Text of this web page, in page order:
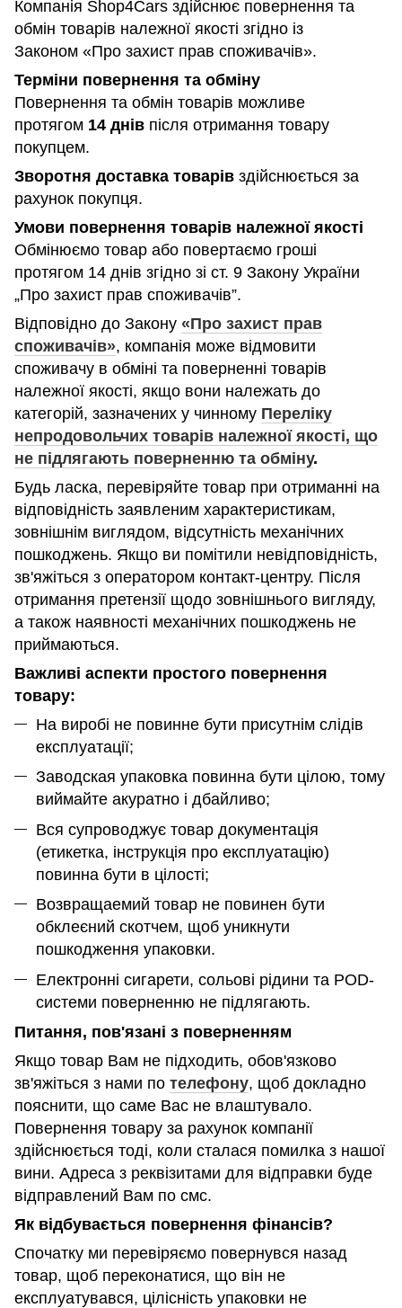
Компанія Shop4Cars здійснює повернення та
обмін товарів належної якості згідно із
Законом «Про захист прав споживачів».
Терміни повернення та обміну
Повернення та обмін товарів можливе
протягом 14 днів після отримання товару
покупцем.
Зворотня доставка товарів здійснюється за
рахунок покупця.
Умови повернення товарів належної якості
Обмінюємо товар або повертаємо гроші
протягом 14 днів згідно зі ст. 9 Закону України
„Про захист прав споживачів”.
Відповідно до Закону «Про захист прав
споживачів», компанія може відмовити
споживачу в обміні та поверненні товарів
належної якості, якщо вони належать до
категорій, зазначених у чинному Переліку
непродовольчих товарів належної якості, що
не підлягають поверненню та обміну.
Будь ласка, перевіряйте товар при отриманні на
відповідність заявленим характеристикам,
зовнішнім виглядом, відсутність механічних
пошкоджень. Якщо ви помітили невідповідність,
зв'яжіться з оператором контакт-центру. Після
отримання претензії щодо зовнішнього вигляду,
а також наявності механічних пошкоджень не
приймаються.
Важливі аспекти простого повернення
товару:
На виробі не повинне бути присутнім слідів
експлуатації;
Заводская упаковка повинна бути цілою, тому
виймайте акуратно і дбайливо;
Вся супроводжує товар документація
(етикетка, інструкція про експлуатацію)
повинна бути в цілості;
Возвращаемий товар не повинен бути
обклеєний скотчем, щоб уникнути
пошкодження упаковки.
Електронні сигарети, сольові рідини та POD-
системи поверненню не підлягають.
Питання, пов'язані з поверненням
Якщо товар Вам не підходить, обов'язково
зв'яжіться з нами по телефону, щоб докладно
пояснити, що саме Вас не влаштувало.
Повернення товару за рахунок компанії
здійснюється тоді, коли сталася помилка з нашої
вини. Адреса з реквізитами для відправки буде
відправлений Вам по смс.
Як відбувається повернення фінансів?
Спочатку ми перевіряємо повернувся назад
товар, щоб переконатися, що він не
експлуатувався, цілісність упаковки не